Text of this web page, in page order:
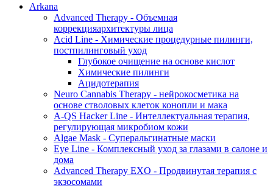
Arkana
Advanced Therapy - Объемная
коррекцияархитектуры лица
Acid Line - Химические процедурные пилинги,
постпилинговый уход
Глубокое очищение на основе кислот
Химические пилинги
Ацидотерапия
Neuro Cannabis Therapy - нейрокосметика на
основе стволовых клеток конопли и мака
A-QS Hacker Line - Интеллектуальная терапия,
регулирующая микробиом кожи
Algae Mask - Суперальгинатные маски
Eye Line - Комплексный уход за глазами в салоне и
дома
Advanced Therapy EXO - Продвинутая терапия с
экзосомами